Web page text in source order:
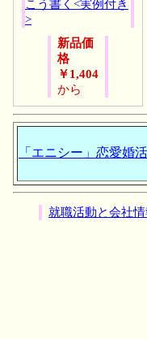
こう書く<実例付き
>
新品価
格
￥1,404
から
「エニシー」恋愛婚
就職活動と会社